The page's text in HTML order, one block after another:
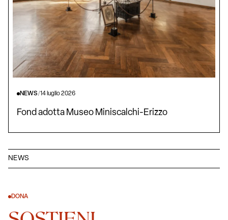
NEWS
NEWS/14 luglio 2026
Fond adotta Museo Miniscalchi-Erizzo
DONA